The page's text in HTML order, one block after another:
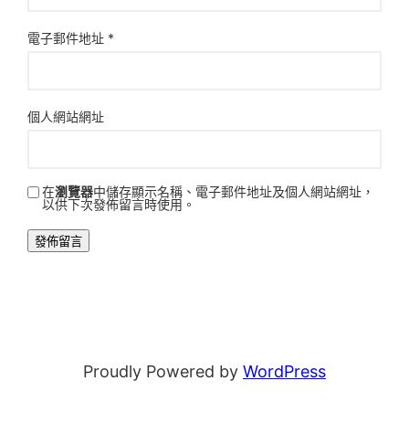
電子郵件地址 *
個人網站網址
在瀏覽器中儲存顯示名稱、電子郵件地址及個人網站網址，
以供下次發佈留言時使用。
Proudly Powered by WordPress